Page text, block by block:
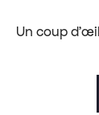
Un coup